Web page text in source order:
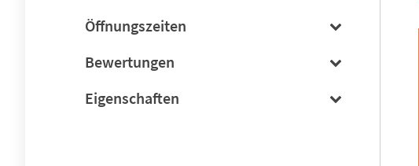
Öffnungszeiten
Bewertungen
Eigenschaften